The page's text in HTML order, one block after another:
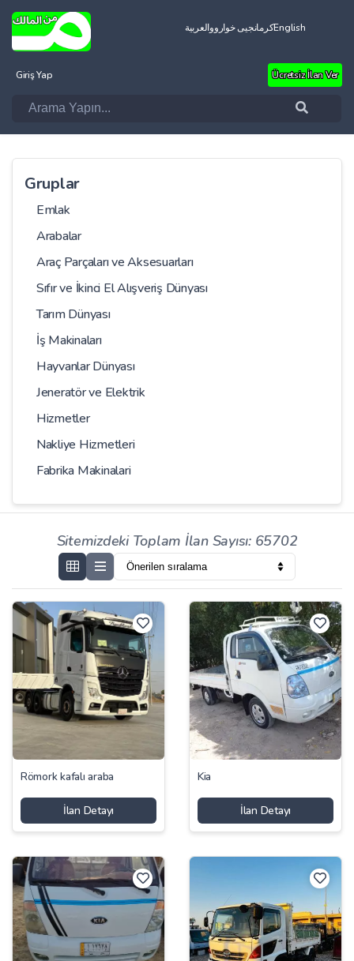
العربيةکرمانجیی خوارووEnglish
Giriş Yap Ücretsiz İlan Ver
Gruplar
Emlak
Arabalar
Araç Parçaları ve Aksesuarları
Sıfır ve İkinci El Alışveriş Dünyası
Tarım Dünyası
İş Makinaları
Hayvanlar Dünyası
Jeneratör ve Elektrik
Hizmetler
Nakliye Hizmetleri
Fabrika Makinalari
Sitemizdeki Toplam İlan Sayısı: 65702
Römork kafalı araba
İlan Detayı
Kia
İlan Detayı